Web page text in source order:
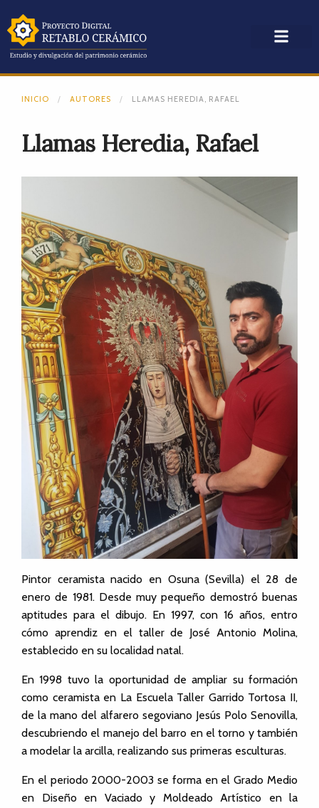
INICIO AUTORES LLAMAS HEREDIA, RAFAEL
Llamas Heredia, Rafael
Pintor ceramista nacido en Osuna (Sevilla) el 28 de
enero de 1981. Desde muy pequeño demostró buenas
aptitudes para el dibujo. En 1997, con 16 años, entro
cómo aprendiz en el taller de José Antonio Molina,
establecido en su localidad natal.
En 1998 tuvo la oportunidad de ampliar su formación
como ceramista en La Escuela Taller Garrido Tortosa II,
de la mano del alfarero segoviano Jesús Polo Senovilla,
descubriendo el manejo del barro en el torno y también
a modelar la arcilla, realizando sus primeras esculturas.
En el periodo 2000-2003 se forma en el Grado Medio
en Diseño en Vaciado y Moldeado Artístico en la